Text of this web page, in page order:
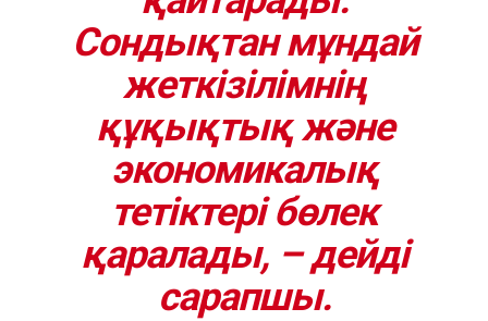
Сондықтан мұндай
жеткізілімнің
құқықтық және
экономикалық
тетіктері бөлек
қаралады, – дейді
сарапшы.